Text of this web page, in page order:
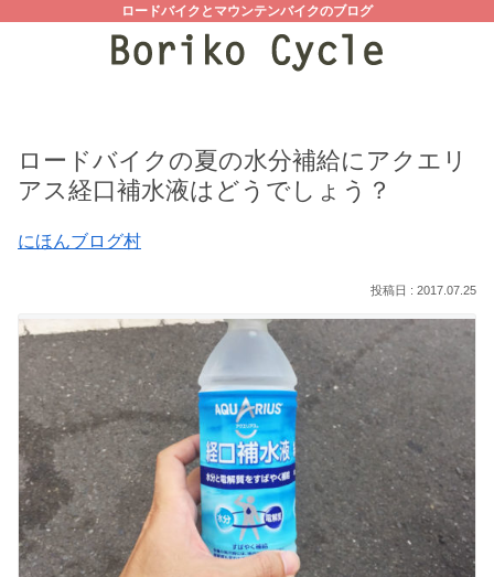
ロードバイクとマウンテンバイクのブログ
ロードバイクの夏の水分補給にアクエリ
アス経口補水液はどうでしょう？
にほんブログ村
2017.07.25